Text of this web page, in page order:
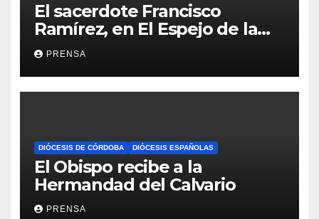
El sacerdote Francisco
Ramírez, en El Espejo de la
Iglesia
PRENSA
DIÓCESIS DE CÓRDOBA DIÓCESIS ESPAÑOLAS
El Obispo recibe a la
Hermandad del Calvario
PRENSA